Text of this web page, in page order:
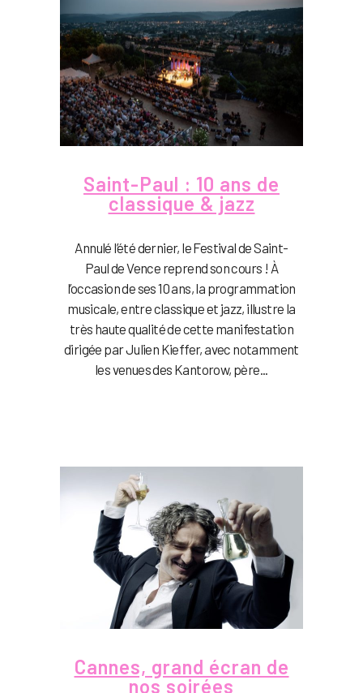
Saint-Paul : 10 ans de
classique & jazz
Annulé l’été dernier, le Festival de Saint-
Paul de Vence reprend son cours ! À
l’occasion de ses 10 ans, la programmation
musicale, entre classique et jazz, illustre la
très haute qualité de cette manifestation
dirigée par Julien Kieffer, avec notamment
les venues des Kantorow, père...
Cannes, grand écran de
nos soirées